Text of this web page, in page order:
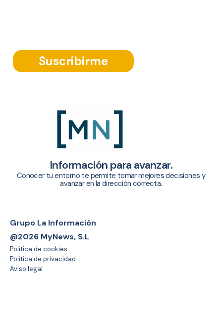
Suscribirme
Información para avanzar.
Conocer tu entorno te permite tomar mejores decisiones y
avanzar en la dirección correcta.
Grupo La Información
@2026 MyNews, S.L
Política de cookies
Política de privacidad
Aviso legal